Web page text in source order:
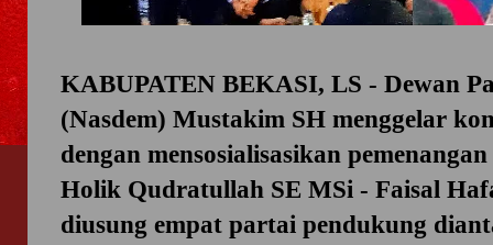
KABUPATEN BEKASI, LS - Dewan
(Nasdem) Mustakim SH menggelar
dengan mensosialisasikan
Holik Qudratullah SE MSi - Faisal
diusung empat partai pendukung